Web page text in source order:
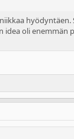
hyödyntäen.
idea oli enemmän